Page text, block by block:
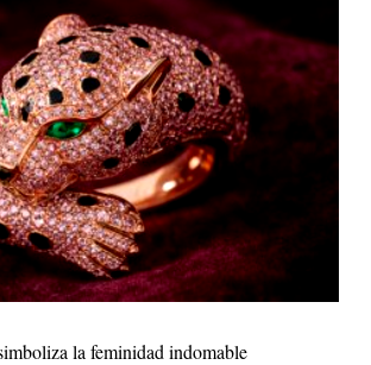
la feminidad indomable